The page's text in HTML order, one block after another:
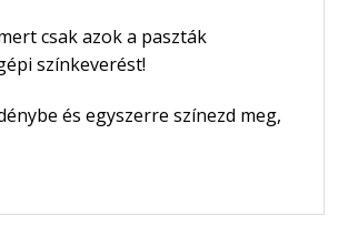
csak azok a paszták
színkeverést!
és egyszerre színezd meg,